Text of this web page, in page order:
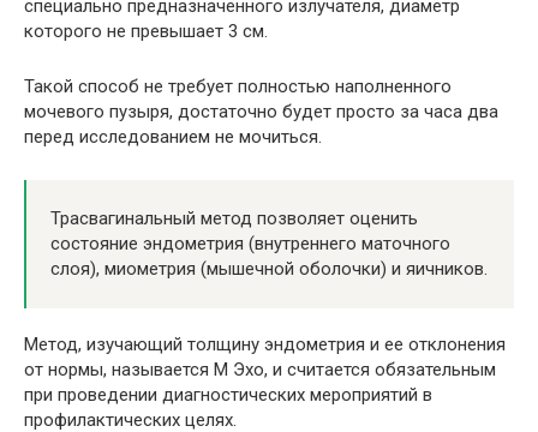
специально предназначенного излучателя, диаметр
которого не превышает 3 см.
Такой способ не требует полностью наполненного
мочевого пузыря, достаточно будет просто за часа два
перед исследованием не мочиться.
Трасвагинальный метод позволяет оценить
состояние эндометрия (внутреннего маточного
слоя), миометрия (мышечной оболочки) и яичников.
Метод, изучающий толщину эндометрия и ее отклонения
от нормы, называется М Эхо, и считается обязательным
при проведении диагностических мероприятий в
профилактических целях.